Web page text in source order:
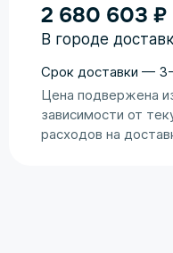
Год
Поколение
Оценка
2 680 603 ₽
В городе
Срок доставки —
Цена подвержена
зависимости от
расходов на